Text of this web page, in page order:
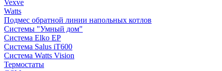
Vexve
Watts
Подмес обратной линии напольных котлов
Системы "Умный дом"
Система Elko EP
Система Salus iT600
Система Watts Vision
Термостаты